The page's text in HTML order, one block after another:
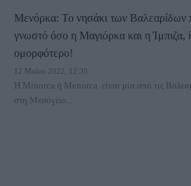
Μενόρκα: Το νησάκι των Βαλεαρίδων
γνωστό όσο η Μαγιόρκα και η Ίμπιζα,
ομορφότερο!
12 Μαΐου 2022, 12:30
H Minorca ή Menorca είναι μία από τις
στη Μεσόγειο...